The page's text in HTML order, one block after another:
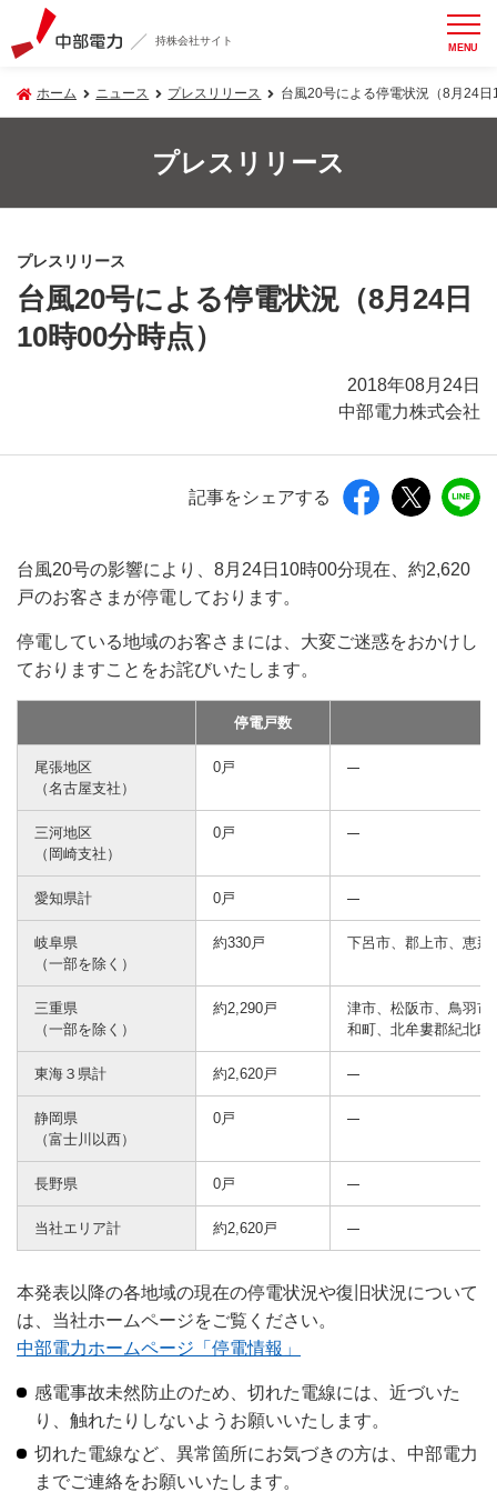
持株会社サイト MENU
ホーム ニュース プレスリリース 台風20号による停電状況（8月24
プレスリリース
プレスリリース
台風20号による停電状況（8月24日
10時00分時点）
2018年08月24日
中部電力株式会社
記事をシェアする
台風20号の影響により、8月24日10時00分現在、約2,620
戸のお客さまが停電しております。
停電している地域のお客さまには、大変ご迷惑をおかけし
ておりますことをお詫びいたします。
停電戸数
尾張地区
（名古屋支社）
0戸
三河地区
（岡崎支社）
0戸
愛知県計 0戸
岐阜県
（一部を除く）
約330戸 下呂市、郡上市、恵
三重県
（一部を除く）
約2,290戸
津市、松阪市、鳥羽
和町、北牟婁郡紀北町
東海３県計 約2,620戸
静岡県
（富士川以西）
0戸
長野県 0戸
当社エリア計 約2,620戸
本発表以降の各地域の現在の停電状況や復旧状況について
は、当社ホームページをご覧ください。
中部電力ホームページ「停電情報」
感電事故未然防止のため、切れた電線には、近づいた
り、触れたりしないようお願いいたします。
切れた電線など、異常箇所にお気づきの方は、中部電力
までご連絡をお願いいたします。